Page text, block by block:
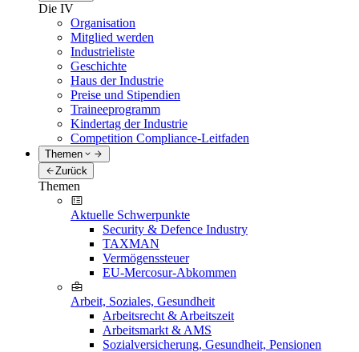
Die IV
Organisation
Mitglied werden
Industrieliste
Geschichte
Haus der Industrie
Preise und Stipendien
Traineeprogramm
Kindertag der Industrie
Competition Compliance-Leitfaden
Themen
Zurück
Themen
Aktuelle Schwerpunkte
Security & Defence Industry
TAXMAN
Vermögenssteuer
EU-Mercosur-Abkommen
Arbeit, Soziales, Gesundheit
Arbeitsrecht & Arbeitszeit
Arbeitsmarkt & AMS
Sozialversicherung, Gesundheit, Pensionen